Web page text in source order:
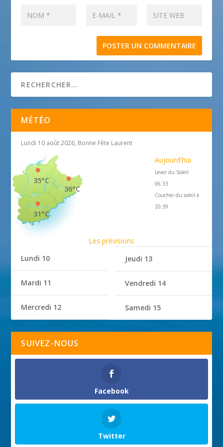
MÉTÉO
Lundi 10 août 2026, Bonne Fête Laurent
36°C
35°C
31°C
Aujourd'hui
Lever du Soleil
06:33
Coucher du soleil à
20:39
Les prévisions
Lundi 10
Mardi 11
Mercredi 12
Jeudi 13
Vendredi 14
Samedi 15
SUIVEZ-NOUS
Facebook
Twitter